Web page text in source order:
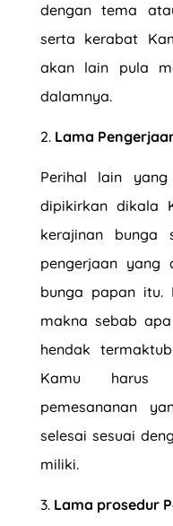
dengan tema
serta kerabat
akan lain pula
dalamnya.
Lama
Perihal lain
dipikirkan dikala
kerajinan bunga
pengerjaan yang
bunga papan itu.
makna sebab
hendak
Kamu harus
pemesananan
selesai sesuai
miliki.
Lama prosedur